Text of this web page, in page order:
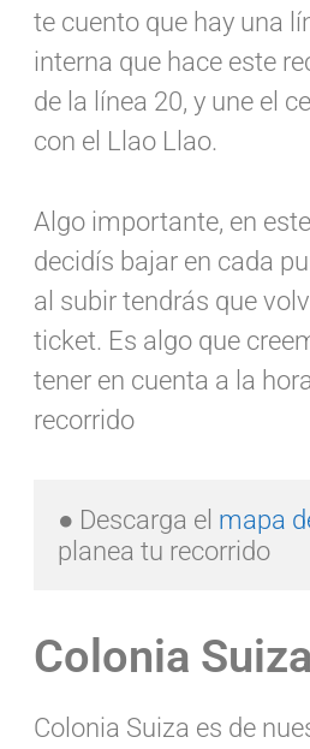
te cuento que hay una
interna que hace este
de la línea 20, y une el
con el Llao Llao.
Algo importante, en
decidís bajar en cada
al subir tendrás que
ticket. Es algo que
tener en cuenta a la
recorrido
● Descarga el mapa
planea tu recorrido
Colonia Suiza
Colonia Suiza es de